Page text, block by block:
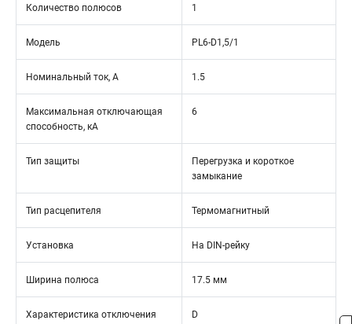
Количество полюсов 1
Модель PL6-D1,5/1
Номинальный ток, А 1.5
Максимальная отключающая
способность, кА
6
Тип защиты
Перегрузка и короткое
замыкание
Тип расцепителя Термомагнитный
Установка На DIN-рейку
Ширина полюса 17.5 мм
Характеристика отключения D